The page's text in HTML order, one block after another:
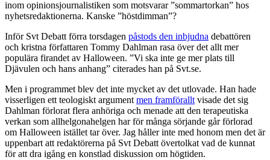
inom opinionsjournalistiken som motsvarar ”sommartorkan” hos
nyhetsredaktionerna. Kanske ”höstdimman”?
Inför Svt Debatt förra torsdagen påstods den inbjudna debattören
och kristna författaren Tommy Dahlman rasa över det allt mer
populära firandet av Halloween. ”Vi ska inte ge mer plats till
Djävulen och hans anhang” citerades han på Svt.se.
Men i programmet blev det inte mycket av det utlovade. Han hade
visserligen ett teologiskt argument men framförallt visade det sig
Dahlman förlorat flera anhöriga och menade att den terapeutiska
verkan som allhelgonahelgen har för många sörjande går förlorad
om Halloween istället tar över. Jag håller inte med honom men det är
uppenbart att redaktörerna på Svt Debatt övertolkat vad de kunnat
för att dra igång en konstlad diskussion om högtiden.